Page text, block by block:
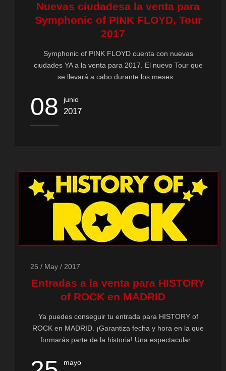
Nuevas ciudadesa la venta para
Symphonic of PINK FLOYD, Tour
2017
Symphonic of PINK FLOYD cuenta con nuevas
ciudades YA a la venta para 2017. El nuevo Tour que
se llevará a cabo durante los meses...
08 junio
2017
25 / May / 2017
Entradas a la venta para HISTORY
of ROCK en MADRID
Ya puedes conseguir tu entrada para HISTORY of
ROCK en MADRID. ¡Garantiza fecha y hora en la que
formarás parte de la historia! Una espectacular...
mayo